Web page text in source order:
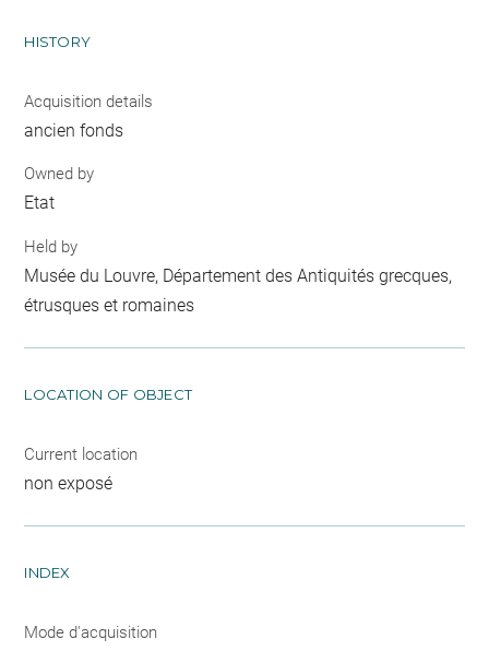
HISTORY
Acquisition details
ancien fonds
Owned by
Etat
Held by
Musée du Louvre, Département des Antiquités grecques,
étrusques et romaines
LOCATION OF OBJECT
Current location
non exposé
INDEX
Mode d'acquisition